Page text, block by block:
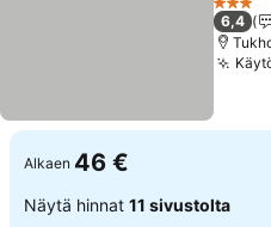
3
6,4
Alkaen 46 €
Näytä hinnat 11 sivustolta